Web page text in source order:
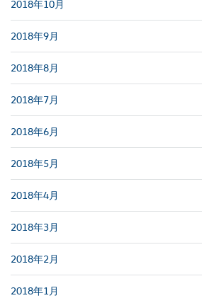
2018年10月
2018年9月
2018年8月
2018年7月
2018年6月
2018年5月
2018年4月
2018年3月
2018年2月
2018年1月